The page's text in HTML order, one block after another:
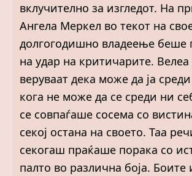
вклучително за изгледот. На
Ангела Меркел во текот на
долгогодишно владеење беше
на удар на критичарите. Велеа
веруваат дека може да ја
кога не може да се среди ни
се совпаѓаше сосема со
секој остана на своето. Таа
секогаш праќаше порака со
палто во различна боја. Боите